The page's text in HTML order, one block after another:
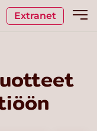
Extranet